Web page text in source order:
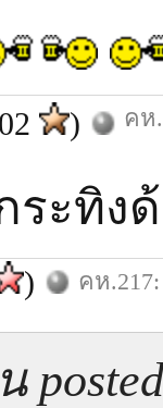
) คห
ระทิง
) คห